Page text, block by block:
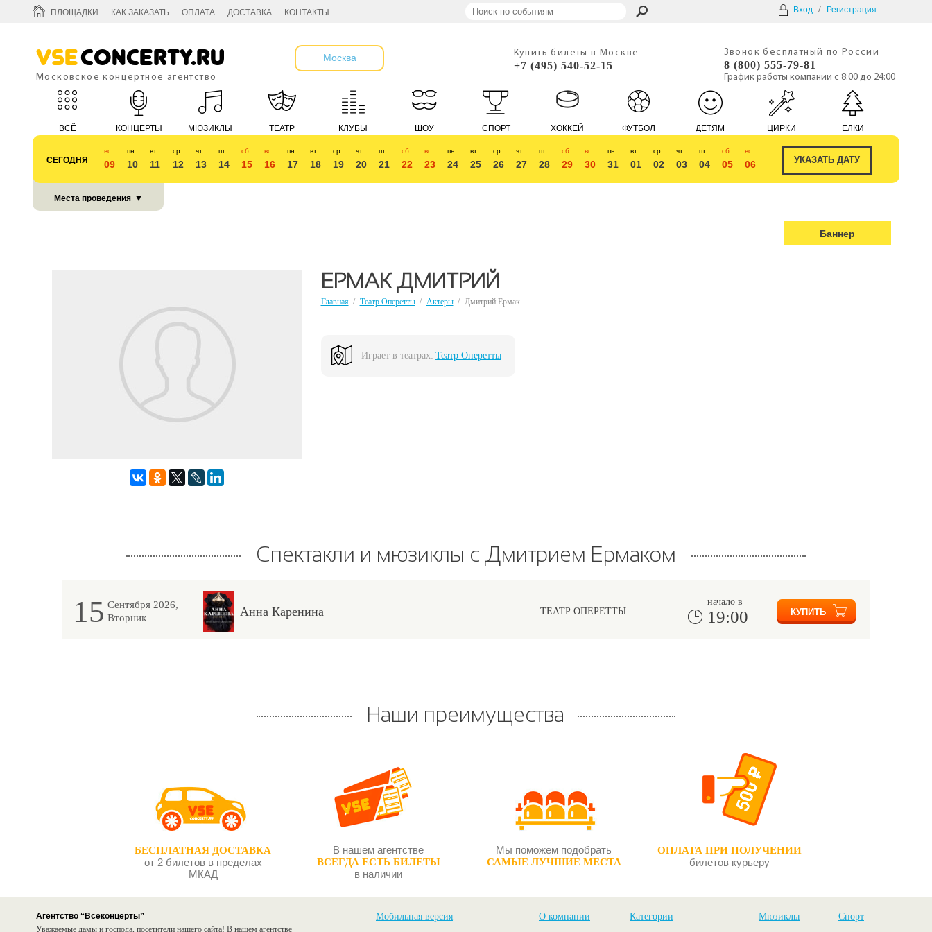
ПЛОЩАДКИ КАК ЗАКАЗАТЬ ОПЛАТА ДОСТАВКА КОНТАКТЫ Вход / Регистрация
VseConcerty.ru
Московское концертное агентство
Москва Купить билеты в Москве
+7 (495) 540-52-15
Звонок бесплатный по России
8 (800) 555-79-81
График работы компании с 8:00 до 24:00
ВСЁ КОНЦЕРТЫ МЮЗИКЛЫ ТЕАТР КЛУБЫ ШОУ СПОРТ ХОККЕЙ ФУТБОЛ ДЕТЯМ ЦИРКИ ЕЛКИ
СЕГОДНЯ
вс
09
пн
10
вт
11
ср
12
чт
13
пт
14
сб
15
вс
16
пн
17
вт
18
ср
19
чт
20
пт
21
сб
22
вс
23
пн
24
вт
25
ср
26
чт
27
пт
28
сб
29
вс
30
пн
31
вт
01
ср
02
чт
03
пт
04
сб
05
вс
06
Места проведения ▼
Баннер
ЕРМАК ДМИТРИЙ
Главная / Театр Оперетты / Актеры / Дмитрий Ермак
Играет в театрах: Театр Оперетты
Спектакли и мюзиклы с Дмитрием Ермаком
15 Сентября 2026,
Вторник
Анна Каренина ТЕАТР ОПЕРЕТТЫ
начало в
19:00
Наши преимущества
БЕСПЛАТНАЯ ДОСТАВКА
от 2 билетов в пределах
МКАД
В нашем агентстве
ВСЕГДА ЕСТЬ БИЛЕТЫ
в наличии
Мы поможем подобрать
САМЫЕ ЛУЧШИЕ МЕСТА
ОПЛАТА ПРИ ПОЛУЧЕНИИ
билетов курьеру
Агентство “Всеконцерты”
Уважаемые дамы и господа, посетители нашего сайта! В нашем агентстве
Мобильная версия О компании Категории Мюзиклы Спорт